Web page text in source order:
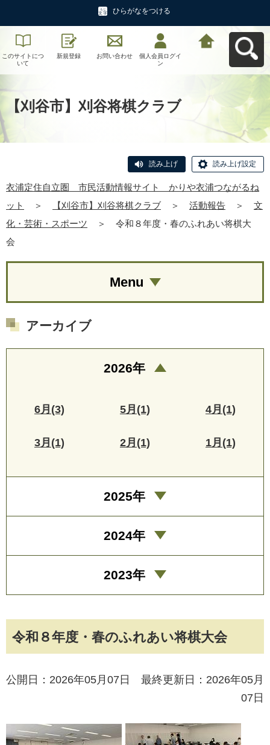
ひらがなをつける
このサイトにつ
いて
新規登録 お問い合わせ
個人会員ログイ
ン
【刈谷市】刈谷将棋クラブ
読み上げ 読み上げ設定
衣浦定住自立圏 市民活動情報サイト かりや衣浦つながるね
ット
＞ 【刈谷市】刈谷将棋クラブ ＞ 活動報告 ＞
文
化・芸術・スポーツ
＞
令和８年度・春のふれあい将棋大
会
令和８年度・春のふれあい将棋大会
公開日：2026年05月07日 最終更新日：2026年05月
07日
Menu
アーカイブ
2026年
6月(3) 5月(1) 4月(1)
3月(1) 2月(1) 1月(1)
2025年
2024年
2023年